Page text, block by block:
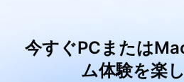
今すぐPCまたは
ム体験を楽